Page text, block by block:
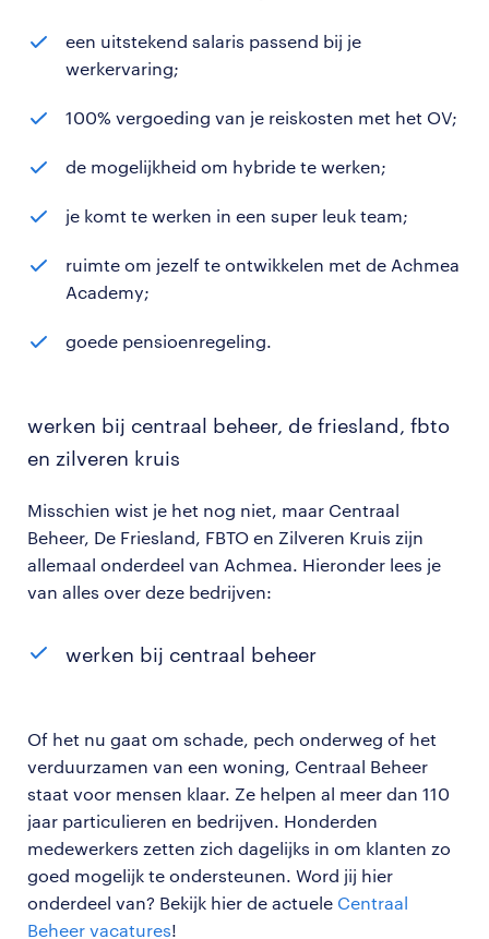
een uitstekend salaris passend bij je
werkervaring;
100% vergoeding van je reiskosten met het OV;
de mogelijkheid om hybride te werken;
je komt te werken in een super leuk team;
ruimte om jezelf te ontwikkelen met de Achmea
Academy;
goede pensioenregeling.
werken bij centraal beheer, de friesland, fbto
en zilveren kruis
Misschien wist je het nog niet, maar Centraal
Beheer, De Friesland, FBTO en Zilveren Kruis zijn
allemaal onderdeel van Achmea. Hieronder lees je
van alles over deze bedrijven:
werken bij centraal beheer
Of het nu gaat om schade, pech onderweg of het
verduurzamen van een woning, Centraal Beheer
staat voor mensen klaar. Ze helpen al meer dan 110
jaar particulieren en bedrijven. Honderden
medewerkers zetten zich dagelijks in om klanten zo
goed mogelijk te ondersteunen. Word jij hier
onderdeel van? Bekijk hier de actuele Centraal
Beheer vacatures!